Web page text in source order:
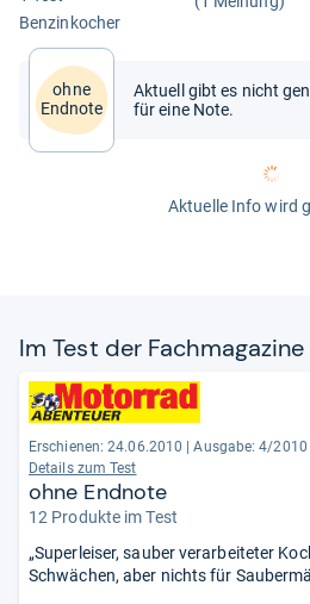
Ben­zin­ko­cher
ohne
Endnote
Aktuell gibt es nicht
für eine Note.
Aktuelle Info wird
Im Test der Fach­ma­ga­zine
Erschienen: 24.06.2010
Ausgabe: 4/2010
Details zum Test
ohne Endnote
12 Produkte im Test
„Superleiser, sauber verarbeiteter
Schwächen, aber nichts für